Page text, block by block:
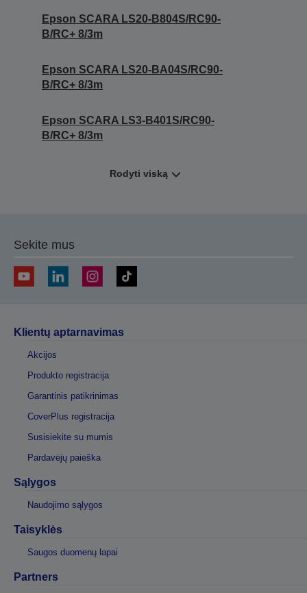
Epson SCARA LS20-B804S/RC90-
B/RC+ 8/3m
Epson SCARA LS20-BA04S/RC90-
B/RC+ 8/3m
Epson SCARA LS3-B401S/RC90-
B/RC+ 8/3m
Rodyti viską
Sekite mus
Klientų aptarnavimas
Akcijos
Produkto registracija
Garantinis patikrinimas
CoverPlus registracija
Susisiekite su mumis
Pardavėjų paieška
Sąlygos
Naudojimo sąlygos
Taisyklės
Saugos duomenų lapai
Partners